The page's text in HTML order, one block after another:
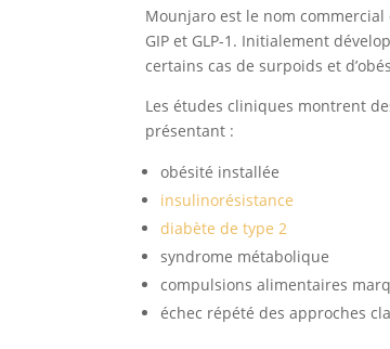
Mounjaro est le nom
GIP et GLP-1. Initialement
certains cas de surpoids et
Les études cliniques montrent
présentant :
obésité installée
insulinorésistance
diabète de type 2
syndrome métabolique
compulsions alimentaires
échec répété des approches